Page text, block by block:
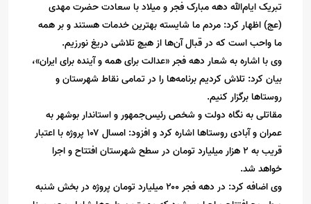
تبریک ایام‌الله دهه مبارک فجر و میلاد با سعادت حضرت مهدی
(عج) اظهار کرد: مردم ما شایسته بهترین خدمات هستند و بر همه
ما واحب است که در قبال آن‌ها از هیچ تلاشی دریغ نورزیم.
وی با اشاره به شعار دهه فجر «عدالت برای همه و آینده برای ایران»،
بیان کرد: تلاش کردیم برنامه‌ها را در تمامی نقاط شهرستان و
روستاها برگزار کنیم.
مقاتلی به نگاه دولت و شخص رئیس‌جمهور و استاندار بوشهر به
عمران و آبادی روستاها اشاره کرد و افزود: امسال ۱۰۷ پروژه با اعتبار
قریب به ۲ هزار میلیارد تومان در سطح شهرستان افتتاح و اجرا
خواهد شد.
وی اضافه کرد: در دهه فجر ۲۰۰ میلیارد تومان پروژه در بخش شنبه